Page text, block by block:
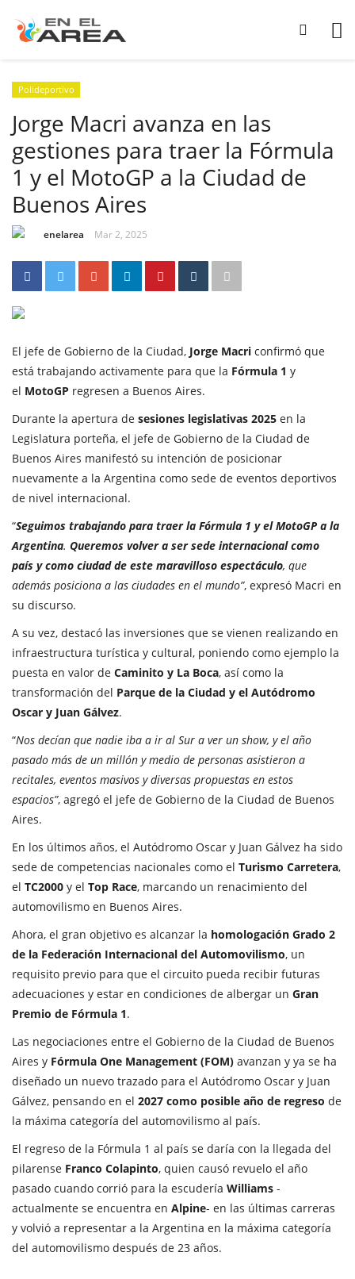
Polideportivo
Jorge Macri avanza en las
gestiones para traer la Fórmula
1 y el MotoGP a la Ciudad de
Buenos Aires
enelarea Mar 2, 2025
El jefe de Gobierno de la Ciudad, Jorge Macri confirmó que
está trabajando activamente para que la Fórmula 1 y
el MotoGP regresen a Buenos Aires.
Durante la apertura de sesiones legislativas 2025 en la
Legislatura porteña, el jefe de Gobierno de la Ciudad de
Buenos Aires manifestó su intención de posicionar
nuevamente a la Argentina como sede de eventos deportivos
de nivel internacional.
“Seguimos trabajando para traer la Fórmula 1 y el MotoGP a la
Argentina. Queremos volver a ser sede internacional como
país y como ciudad de este maravilloso espectáculo, que
además posiciona a las ciudades en el mundo”, expresó Macri en
su discurso.
A su vez, destacó las inversiones que se vienen realizando en
infraestructura turística y cultural, poniendo como ejemplo la
puesta en valor de Caminito y La Boca, así como la
transformación del Parque de la Ciudad y el Autódromo
Oscar y Juan Gálvez.
“Nos decían que nadie iba a ir al Sur a ver un show, y el año
pasado más de un millón y medio de personas asistieron a
recitales, eventos masivos y diversas propuestas en estos
espacios”, agregó el jefe de Gobierno de la Ciudad de Buenos
Aires.
En los últimos años, el Autódromo Oscar y Juan Gálvez ha sido
sede de competencias nacionales como el Turismo Carretera,
el TC2000 y el Top Race, marcando un renacimiento del
automovilismo en Buenos Aires.
Ahora, el gran objetivo es alcanzar la homologación Grado 2
de la Federación Internacional del Automovilismo, un
requisito previo para que el circuito pueda recibir futuras
adecuaciones y estar en condiciones de albergar un Gran
Premio de Fórmula 1.
Las negociaciones entre el Gobierno de la Ciudad de Buenos
Aires y Fórmula One Management (FOM) avanzan y ya se ha
diseñado un nuevo trazado para el Autódromo Oscar y Juan
Gálvez, pensando en el 2027 como posible año de regreso de
la máxima categoría del automovilismo al país.
El regreso de la Fórmula 1 al país se daría con la llegada del
pilarense Franco Colapinto, quien causó revuelo el año
pasado cuando corrió para la escudería Williams -
actualmente se encuentra en Alpine- en las últimas carreras
y volvió a representar a la Argentina en la máxima categoría
del automovilismo después de 23 años.